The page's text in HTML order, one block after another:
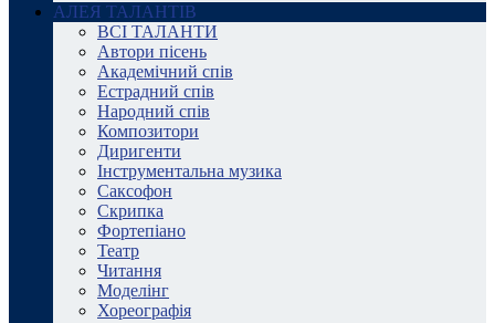
АЛЕЯ ТАЛАНТІВ
ВСІ ТАЛАНТИ
Автори пісень
Академічний спів
Естрадний спів
Народний спів
Композитори
Диригенти
Інструментальна музика
Саксофон
Скрипка
Фортепіано
Театр
Читання
Моделінг
Хореографія